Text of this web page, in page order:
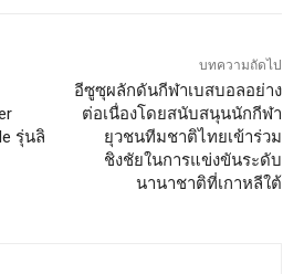
รุ่นลิ
บทความถัดไป
อีซูซุผลักดันกีฬาเบสบอลอย่าง
ต่อเนื่องโดยสนับสนุนนักกีฬา
ยุวชนทีมชาติไทยเข้าร่วม
ชิงชัยในการแข่งขันระดับ
นานาชาติที่เกาหลีใต้